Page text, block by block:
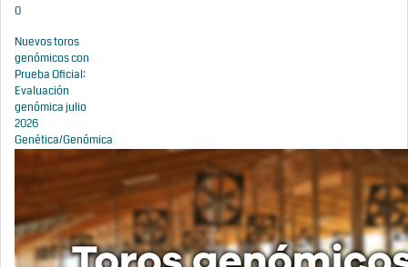
0
Nuevos toros
genómicos con
Prueba Oficial:
Evaluación
genómica julio
2026
Genética/Genómica